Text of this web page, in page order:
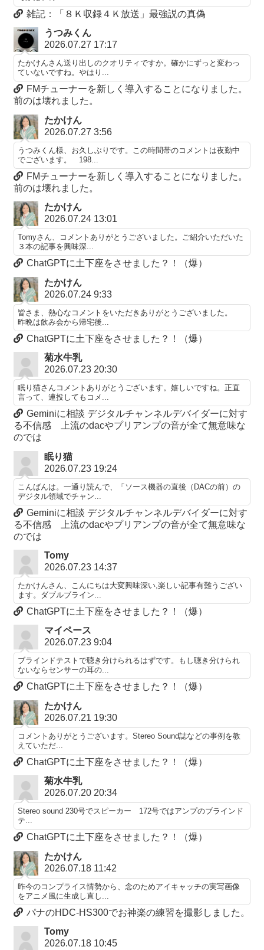
雑記：「８Ｋ収録４Ｋ放送」最強説の真偽
うつみくん
2026.07.27 17:17
たかけんさん送り出しのクオリティですか。確かにずっと変わっ
ていないですね。やはり...
FMチューナーを新しく導入することになりました。
前のは壊れました。
たかけん
2026.07.27 3:56
うつみくん様、お久しぶりです。この時間帯のコメントは夜勤中
でございます。 198...
FMチューナーを新しく導入することになりました。
前のは壊れました。
たかけん
2026.07.24 13:01
Tomyさん、コメントありがとうございました。ご紹介いただいた
３本の記事を興味深...
ChatGPTに土下座をさせました？！（爆）
たかけん
2026.07.24 9:33
皆さま、熱心なコメントをいただきありがとうございました。
昨晩は飲み会から帰宅後...
ChatGPTに土下座をさせました？！（爆）
菊水牛乳
2026.07.23 20:30
眠り猫さんコメントありがとうございます。嬉しいですね。正直
言って、連投してもコメ...
Geminiに相談 デジタルチャンネルデバイダーに対す
る不信感 上流のdacやプリアンプの音が全て無意味な
のでは
眠り猫
2026.07.23 19:24
こんばんは。一通り読んで、「ソース機器の直後（DACの前）の
デジタル領域でチャン...
Geminiに相談 デジタルチャンネルデバイダーに対す
る不信感 上流のdacやプリアンプの音が全て無意味な
のでは
Tomy
2026.07.23 14:37
たかけんさん、こんにちは大変興味深い,楽しい記事有難うござい
ます。ダブルブライン...
ChatGPTに土下座をさせました？！（爆）
マイペース
2026.07.23 9:04
ブラインドテストで聴き分けられるはずです。もし聴き分けられ
ないならセンサーの耳の...
ChatGPTに土下座をさせました？！（爆）
たかけん
2026.07.21 19:30
コメントありがとうございます。Stereo Sound誌などの事例を教
えていただ...
ChatGPTに土下座をさせました？！（爆）
菊水牛乳
2026.07.20 20:34
Stereo sound 230号でスピーカー 172号ではアンプのブラインド
テ...
ChatGPTに土下座をさせました？！（爆）
たかけん
2026.07.18 11:42
昨今のコンプライス情勢から、念のためアイキャッチの実写画像
をアニメ風に生成し直し...
パナのHDC-HS300でお神楽の練習を撮影しました。
Tomy
2026.07.18 10:45